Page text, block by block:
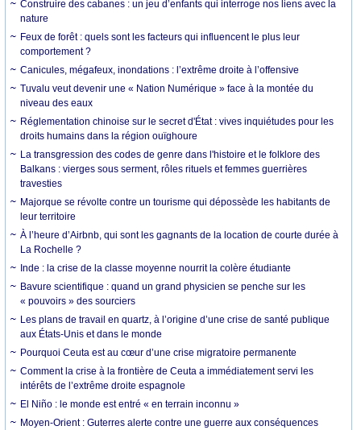
Construire des cabanes : un jeu d’enfants qui interroge nos liens avec la
nature
Feux de forêt : quels sont les facteurs qui influencent le plus leur
comportement ?
Canicules, mégafeux, inondations : l’extrême droite à l’offensive
Tuvalu veut devenir une « Nation Numérique » face à la montée du
niveau des eaux
Réglementation chinoise sur le secret d'État : vives inquiétudes pour les
droits humains dans la région ouïghoure
La transgression des codes de genre dans l'histoire et le folklore des
Balkans : vierges sous serment, rôles rituels et femmes guerrières
travesties
Majorque se révolte contre un tourisme qui dépossède les habitants de
leur territoire
À l’heure d’Airbnb, qui sont les gagnants de la location de courte durée à
La Rochelle ?
Inde : la crise de la classe moyenne nourrit la colère étudiante
Bavure scientifique : quand un grand physicien se penche sur les
« pouvoirs » des sourciers
Les plans de travail en quartz, à l’origine d’une crise de santé publique
aux États-Unis et dans le monde
Pourquoi Ceuta est au cœur d’une crise migratoire permanente
Comment la crise à la frontière de Ceuta a immédiatement servi les
intérêts de l’extrême droite espagnole
El Niño : le monde est entré « en terrain inconnu »
Moyen-Orient : Guterres alerte contre une guerre aux conséquences